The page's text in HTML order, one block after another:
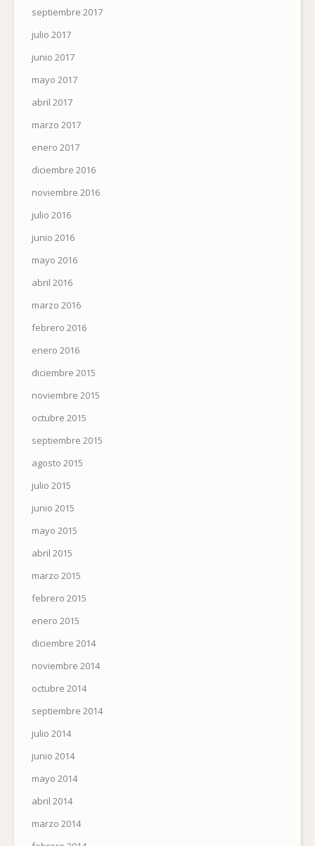
septiembre 2017
julio 2017
junio 2017
mayo 2017
abril 2017
marzo 2017
enero 2017
diciembre 2016
noviembre 2016
julio 2016
junio 2016
mayo 2016
abril 2016
marzo 2016
febrero 2016
enero 2016
diciembre 2015
noviembre 2015
octubre 2015
septiembre 2015
agosto 2015
julio 2015
junio 2015
mayo 2015
abril 2015
marzo 2015
febrero 2015
enero 2015
diciembre 2014
noviembre 2014
octubre 2014
septiembre 2014
julio 2014
junio 2014
mayo 2014
abril 2014
marzo 2014